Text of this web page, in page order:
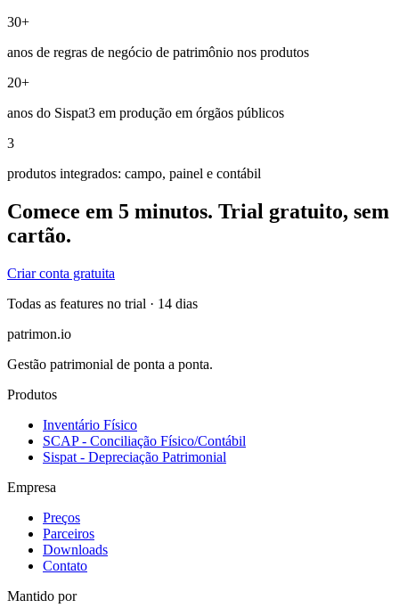
30+
anos de regras de negócio de patrimônio nos produtos
20+
anos do Sispat3 em produção em órgãos públicos
3
produtos integrados: campo, painel e contábil
Comece em 5 minutos. Trial gratuito, sem
cartão.
Criar conta gratuita
Todas as features no trial · 14 dias
patrimon.io
Gestão patrimonial de ponta a ponta.
Produtos
Inventário Físico
SCAP - Conciliação Físico/Contábil
Sispat - Depreciação Patrimonial
Empresa
Preços
Parceiros
Downloads
Contato
Mantido por